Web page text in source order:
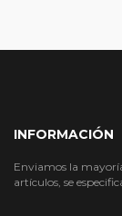
INFORMACIÓN
Enviamos la
artículos, se